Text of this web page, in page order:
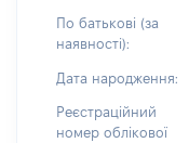
По батькові (за
наявності):
Дата народження:
Реєстраційний
номер облікової